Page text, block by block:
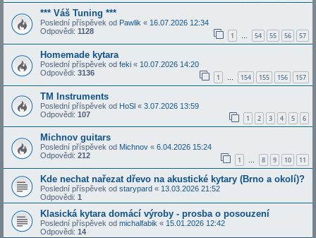
*** Váš Tuning ***
Poslední příspěvek od Pawlik « 16.07.2026 12:34
Odpovědi: 1128 1 … 54 55 56 57
Homemade kytara
Poslední příspěvek od feki « 10.07.2026 14:20
Odpovědi: 3136 1 … 154 155 156 157
TM Instruments
Poslední příspěvek od HoSl « 3.07.2026 13:59
Odpovědi: 107 1 2 3 4 5 6
Michnov guitars
Poslední příspěvek od Michnov « 6.04.2026 15:24
Odpovědi: 212 1 … 8 9 10 11
Kde nechat nařezat dřevo na akustické kytary (Brno a okolí)?
Poslední příspěvek od starypard « 13.03.2026 21:52
Odpovědi: 1
Klasická kytara domácí výroby - prosba o posouzení
Poslední příspěvek od michalfabik « 15.01.2026 12:42
Odpovědi: 14